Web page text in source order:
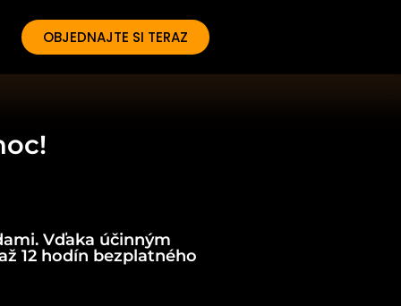
OBJEDNAJTE SI TERAZ
Vďaka účinným
12 hodín bezplatného